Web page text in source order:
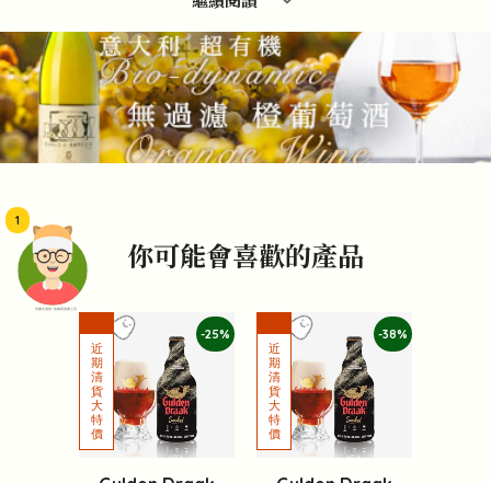
頭像生成器: 快樂家庭網上店
1
你可能會喜歡的產品
-25% -38%